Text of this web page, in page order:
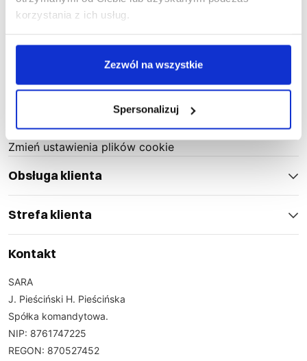
korzystania z ich usług.
Zezwól na wszystkie
Spersonalizuj
Oficjalni Dystrybutorzy
B2B
Znakowanie odzieży
Regulamin sklepu
Polityka prywatności
Polityka Cookie
Zmień ustawienia plików cookie
Obsługa klienta
Strefa klienta
Kontakt
SARA
J. Pieściński H. Pieścińska
Spółka komandytowa.
NIP: 8761747225
REGON: 870527452